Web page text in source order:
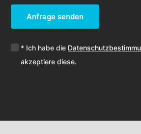
Anfrage senden
* Ich habe die
akzeptiere diese.